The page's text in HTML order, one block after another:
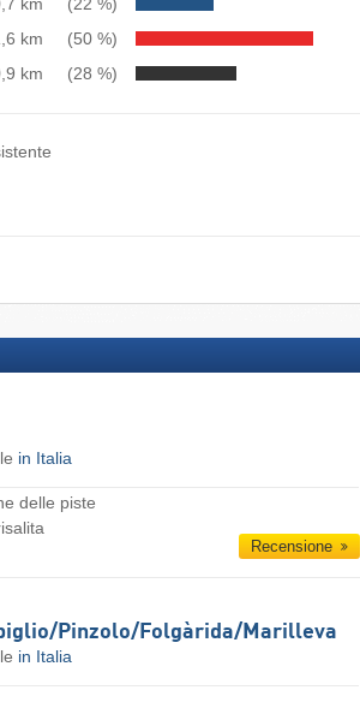
km
(50 %)
km (28 %)
in Italia
delle piste
Recensione
​Pinzolo/​Folgàrida/​Marilleva
in Italia